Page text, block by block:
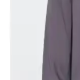
Altınyılzz Classics'in
pantolonların
karşılaştırıyoruz.
Deribond Erkek
Kanvas
Yorumları